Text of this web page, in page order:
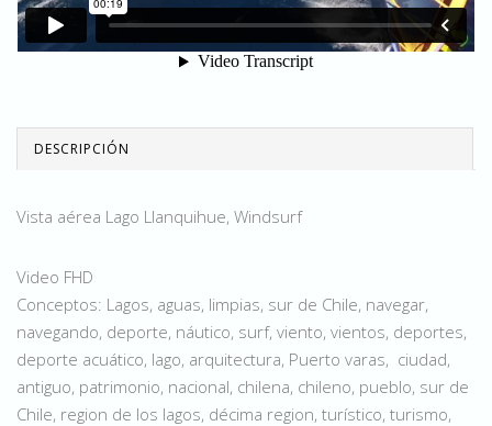
DESCRIPCIÓN
Vista aérea Lago Llanquihue, Windsurf
Video FHD
Conceptos: Lagos, aguas, limpias, sur de Chile, navegar,
navegando, deporte, náutico, surf, viento, vientos, deportes,
deporte acuático, lago, arquitectura, Puerto varas, ciudad,
antiguo, patrimonio, nacional, chilena, chileno, pueblo, sur de
Chile, region de los lagos, décima region, turístico, turismo,